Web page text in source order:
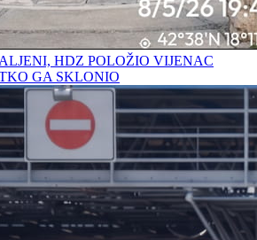
HDZ POLOŽIO VIJENAC
GA SKLONIO